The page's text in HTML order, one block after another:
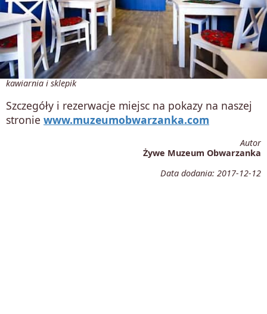
kawiarnia i sklepik
Szczegóły i rezerwacje miejsc na pokazy na naszej
stronie www.muzeumobwarzanka.com
Autor
Żywe Muzeum Obwarzanka
Data dodania: 2017-12-12